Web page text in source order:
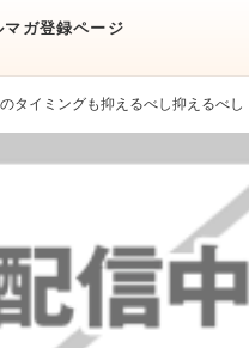
マガ登録ページ
タイミングも抑えるべし抑えるべし